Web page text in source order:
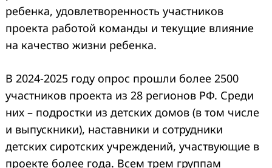
ребенка, удовлетворенность участников
проекта работой команды и текущие влияние
на качество жизни ребенка.
В 2024-2025 году опрос прошли более 2500
участников проекта из 28 регионов РФ. Среди
них – подростки из детских домов (в том числе
и выпускники), наставники и сотрудники
детских сиротских учреждений, участвующие в
проекте более года. Всем трем группам